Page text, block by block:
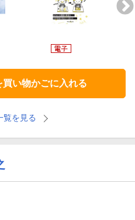
いる？
ている失敗を追体験する
りしてしまう
全体を評価してしまう
い物かごに入れる
覧を見る